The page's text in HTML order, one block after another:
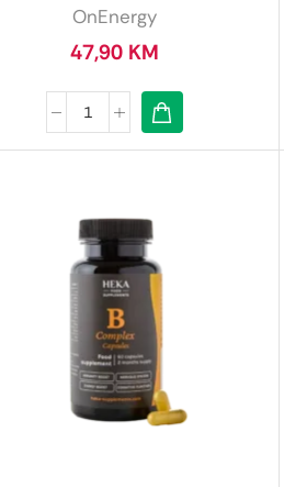
OnEnergy
47,90 KM